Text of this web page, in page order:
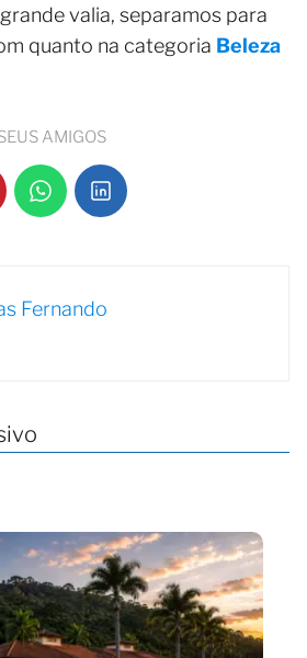
valia, separamos para
quanto na categoria Beleza
AMIGOS
Fernando